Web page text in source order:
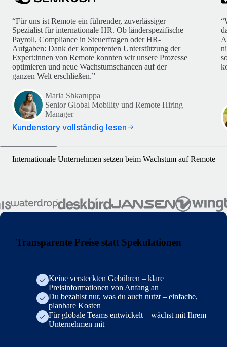
“Für uns ist Remote ein führender, zuverlässiger
Spezialist für internationale HR. Ob länderspezifische
Payroll, Compliance in Steuerfragen oder HR-
Aufgaben: Dank der kompetenten Unterstützung der
Expert:innen von Remote konnten wir unsere Prozesse
optimieren und neue Wachstumschancen auf der
ganzen Welt erschließen.”
Maria Shkaruppa
Senior Global Mobility und Remote Hiring
Manager
Kundenstory vollständig lesen
Internationale Unternehmen setzen beim Wachstum auf Remote
Transparente Preise statt Spekulationen
Keine versteckten Gebühren – klare
Preisinformationen von Anfang an
Du bezahlst nur, was du auch nutzt – einfache,
planbare Kosten
Für globale Teams entwickelt – wächst mit Ihrem
Unternehmen mit